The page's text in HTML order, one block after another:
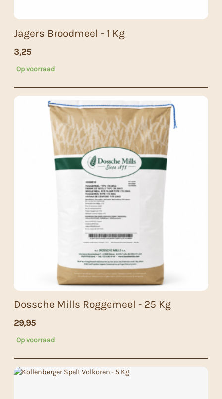
Jagers Broodmeel - 1 Kg
3,25
Op voorraad
Dossche Mills Roggemeel - 25 Kg
29,95
Op voorraad